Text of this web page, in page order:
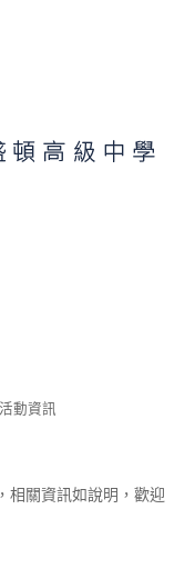
動資訊
相關資訊如說明，歡迎